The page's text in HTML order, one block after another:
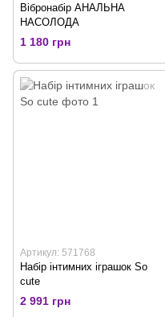
Вібронабір АНАЛЬНА
НАСОЛОДА
1 180 грн
Артикул: 571768
Набір інтимних іграшок So
cute
2 991 грн